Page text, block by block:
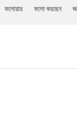
ফলোয়ার ফলো করছেন